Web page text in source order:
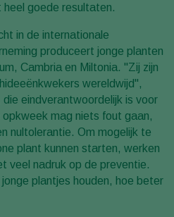
goede resultaten.
in de internationale
produceert jonge planten
Cambria en Miltonia. "Zij zijn
wereldwijd",
eindverantwoordelijk is voor
mag niets fout gaan,
nultolerantie. Om mogelijk te
plant kunnen starten, werken
veel nadruk op de preventie.
plantjes houden, hoe beter